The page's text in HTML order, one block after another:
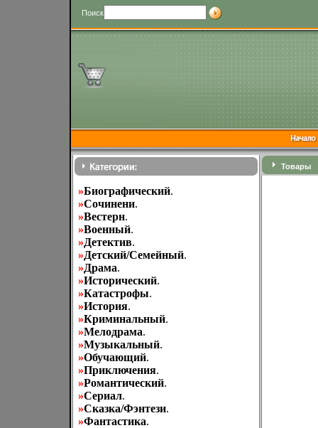
Поиск
»Биографический.
»Cочинени.
»Вестерн.
»Военный.
»Детектив.
»Детский/Семейный.
»Драма.
»Исторический.
»Катастрофы.
»История.
»Криминальный.
»Мелодрама.
»Музыкальный.
»Обучающий.
»Приключения.
»Романтический.
»Сериал.
»Сказка/Фэнтези.
»Фантастика.
Товары